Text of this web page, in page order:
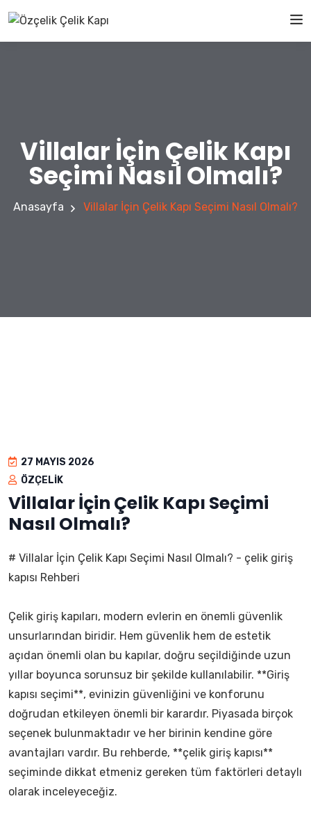
Villalar İçin Çelik Kapı
Seçimi Nasıl Olmalı?
Anasayfa Villalar İçin Çelik Kapı Seçimi Nasıl Olmalı?
27 MAYIS 2026
ÖZÇELIK
Villalar İçin Çelik Kapı Seçimi
Nasıl Olmalı?
# Villalar İçin Çelik Kapı Seçimi Nasıl Olmalı? - çelik giriş
kapısı Rehberi
Çelik giriş kapıları, modern evlerin en önemli güvenlik
unsurlarından biridir. Hem güvenlik hem de estetik
açıdan önemli olan bu kapılar, doğru seçildiğinde uzun
yıllar boyunca sorunsuz bir şekilde kullanılabilir. **Giriş
kapısı seçimi**, evinizin güvenliğini ve konforunu
doğrudan etkileyen önemli bir karardır. Piyasada birçok
seçenek bulunmaktadır ve her birinin kendine göre
avantajları vardır. Bu rehberde, **çelik giriş kapısı**
seçiminde dikkat etmeniz gereken tüm faktörleri detaylı
olarak inceleyeceğiz.